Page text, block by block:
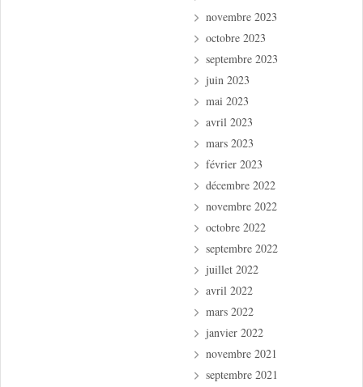
novembre 2023
octobre 2023
septembre 2023
juin 2023
mai 2023
avril 2023
mars 2023
février 2023
décembre 2022
novembre 2022
octobre 2022
septembre 2022
juillet 2022
avril 2022
mars 2022
janvier 2022
novembre 2021
septembre 2021